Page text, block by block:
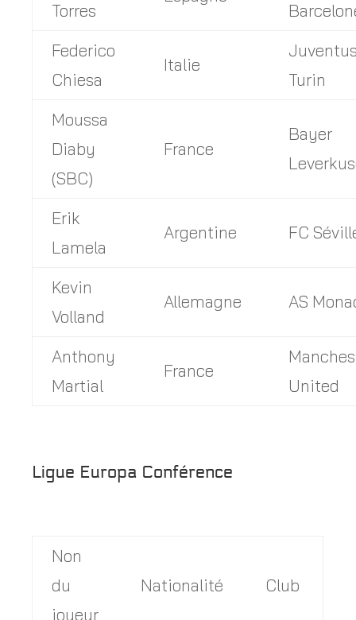
Torres
Federico
Chiesa
Italie
Turin
Moussa
Diaby
(SBC)
France
Bayer
Erik
Lamela
Argentine FC
Kevin
Volland
Allemagne AS
Anthony
Martial
France
United
Ligue Europa Conférence
Non
du
joueur
Nationalité Club